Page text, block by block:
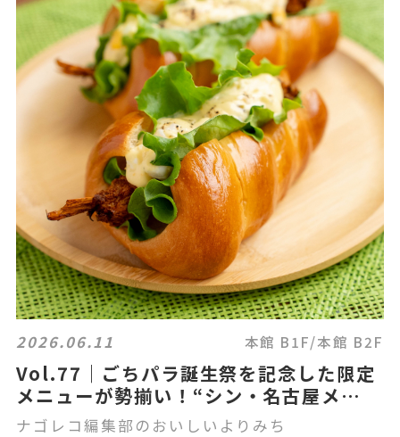
2026.06.11 本館 B1F/本館 B2F
Vol.77｜ごちパラ誕生祭を記念した限定
メニューが勢揃い！“シン・名古屋メ
シ"特集」
ナゴレコ編集部のおいしいよりみち